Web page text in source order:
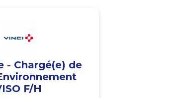
- Chargé(e) de
F/H